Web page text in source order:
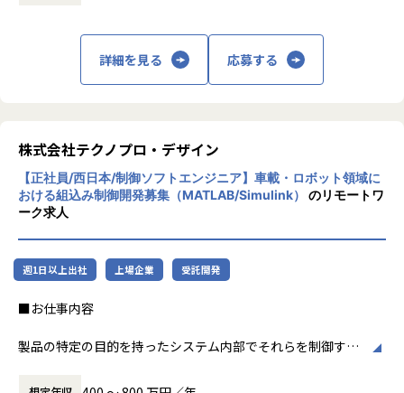
そもそもの生き方から共に考え、悩み、最適なキャリアを描
く風土があり、人がいます。
技術を育てる技術が、テクノプロ・デザイン社には溢れてい
自社研修以外にもUdemyやAidemyなどの外部e-Learningの
コンテンツも会社負担でご利用いただけます。
技術研修数：1,092研修
ヒューマン&ビジネス系研修：155研修
上用意しており、
さらに、技術研修事業を手がけるグループ会社が運営する、
応しています。
でもOJTを通して教いたしますので、ご活躍いただけるやる
気のある方を募集いたします。
テクノプロ・デザイン社について
アが上場企業を中心にソリューションサービスを提供してい
ます。
【業務の変更の範囲】
働く場所に関わらない事業支援や最新技術を
用いた研究開発などを行っています。
程プロジェクトの増加といった世の中で技術
者集団として価値提供を行うために、エンジ
ニアが生涯活躍できる環境を考え事業運営を
行っています。
詳細を見る 応募する
株式会社テクノプロ・デザイン
【正社員/西日本/制御ソフトエンジニア】車載・ロボット領域に
おける組込み制御開発募集（MATLAB/Simulink）
のリモートワ
ーク求人
週1日以上出社 上場企業 受託開発
■お仕事内容
製品の特定の目的を持ったシステム内部でそれらを制御する
の開発に携わっていただきます。